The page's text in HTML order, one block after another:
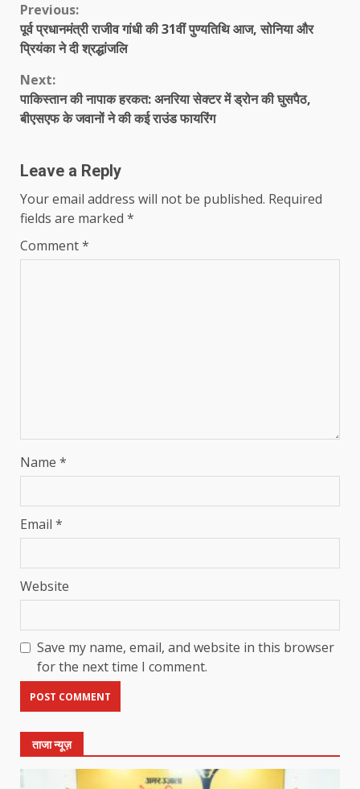
Continue
Reading
Previous:
पूर्व प्रधानमंत्री राजीव गांधी की 31वीं पुण्यतिथि आज, सोनिया और
प्रियंका ने दी श्रद्धांजलि
Next:
पाकिस्तान की नापाक हरकत: अनरिया सेक्टर में ड्रोन की घुसपैठ,
बीएसएफ के जवानों ने की कई राउंड फायरिंग
Leave a Reply
Your email address will not be published. Required
fields are marked *
Comment*
Name *
Email *
Website
Save my name, email, and website in this browser
for the next time I comment.
ताजा न्यूज़